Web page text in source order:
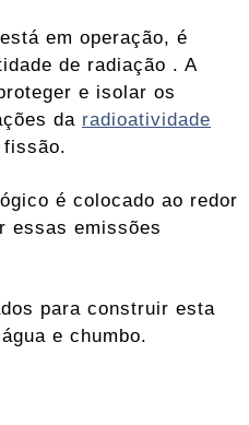
em operação, é
de radiação . A
e isolar os
da radioatividade
fissão.
é colocado ao redor
essas emissões
para construir esta
e chumbo.